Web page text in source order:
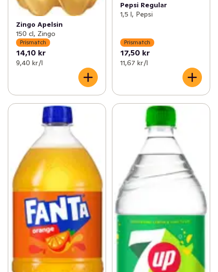
Zingo Apelsin
150 cl, Zingo
Prismatch
14,10 kr
9,40 kr /l
Pepsi Regular
1,5 l, Pepsi
Prismatch
17,50 kr
11,67 kr /l